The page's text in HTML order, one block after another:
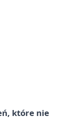
które nie